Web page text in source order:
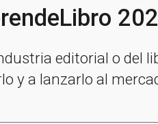
editorial o del
y a lanzarlo al